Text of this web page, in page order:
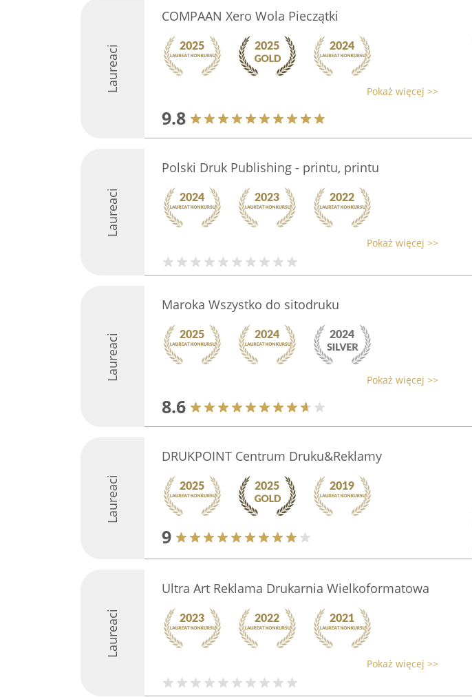
Laureaci
COMPAAN Xero Wola Pieczątki
Pokaż więcej >>
9.8
Laureaci
Polski Druk Publishing - printu, printu
Pokaż więcej >>
Laureaci
Maroka Wszystko do sitodruku
Pokaż więcej >>
8.6
Laureaci
DRUKPOINT Centrum Druku&Reklamy
9
Laureaci
Ultra Art Reklama Drukarnia Wielkoformatowa
Pokaż więcej >>